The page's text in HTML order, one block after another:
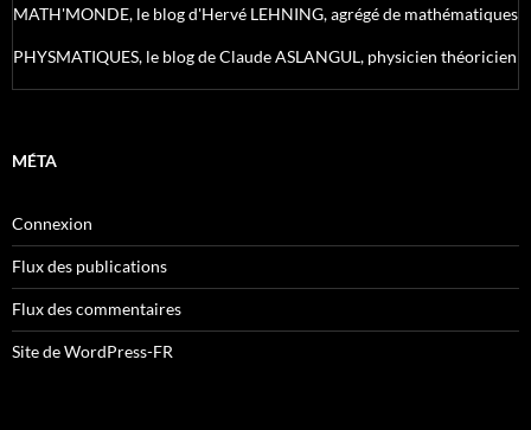
MATH'MONDE, le blog d'Hervé LEHNING, agrégé de mathématiques
PHYSMATIQUES, le blog de Claude ASLANGUL, physicien théoricien
MÉTA
Connexion
Flux des publications
Flux des commentaires
Site de WordPress-FR